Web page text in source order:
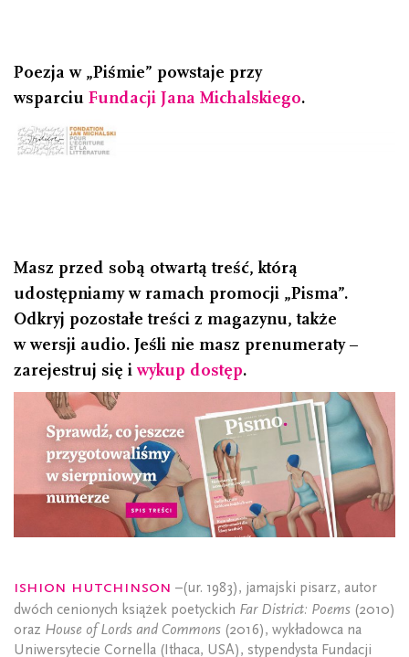
Poezja w „Piśmie” powstaje przy
wsparciu Fundacji Jana Michalskiego.
Masz przed sobą otwartą treść, którą
udostępniamy w ramach promocji „Pisma”.
Odkryj pozostałe treści z magazynu, także
w wersji audio. Jeśli nie masz prenumeraty –
zarejestruj się i wykup dostęp.
Ishion Hutchinson –(ur. 1983), jamajski pisarz, autor
dwóch cenionych książek poetyckich Far District: Poems (2010)
oraz House of Lords and Commons (2016), wykładowca na
Uniwersytecie Cornella (Ithaca, USA), stypendysta Fundacji